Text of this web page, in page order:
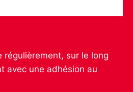
régulièrement, sur le long
avec une adhésion au